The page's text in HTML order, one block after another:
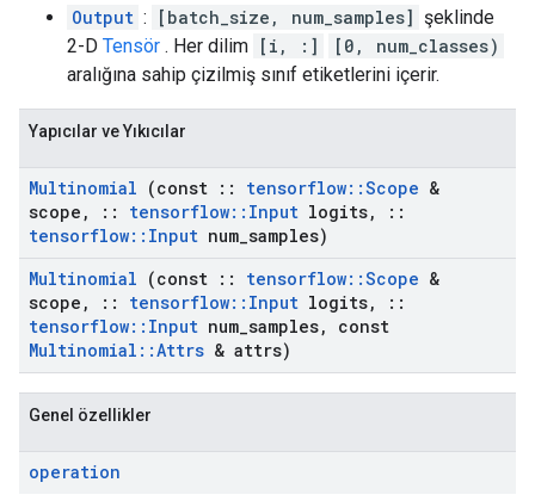
Output : [batch_size, num_samples] şeklinde
2-D Tensör . Her dilim [i, :]
[0, num_classes)
aralığına sahip çizilmiş sınıf etiketlerini içerir.
Yapıcılar ve Yıkıcılar
Multinomial (const :: tensorflow::Scope &
scope , :: tensorflow:: Input logits,
::
tensorflow:: Input num samples)
Multinomial (const :: tensorflow::Scope &
scope , :: tensorflow:: Input logits,
::
tensorflow:: Input num samples,
const
Multinomial ::Attrs & attrs)
Genel özellikler
operation